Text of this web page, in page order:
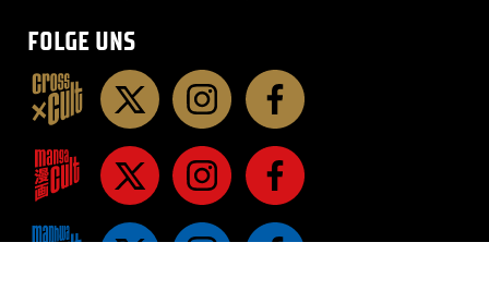
FOLGE UNS